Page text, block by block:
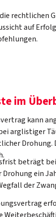
rechtlichen
auf
im
kann
arglistiger
Drohung.
beträgt bei
Drohung ein
der